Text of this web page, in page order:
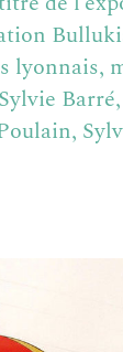
lyonnais,